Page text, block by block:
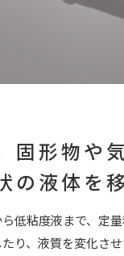
形物や
の液体を
ら低粘度液まで、定量
り、液質を変化さ